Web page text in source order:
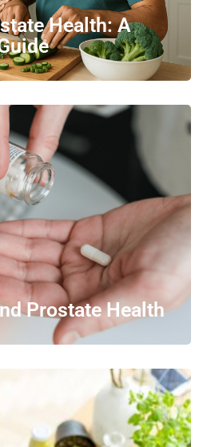
Health: A
Prostate Health